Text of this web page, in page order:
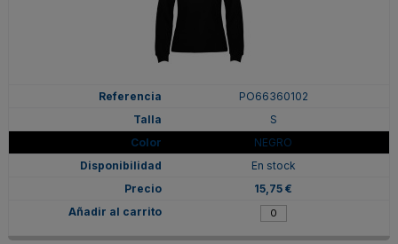
PO66360102
S
NEGRO
En stock
15,75 €